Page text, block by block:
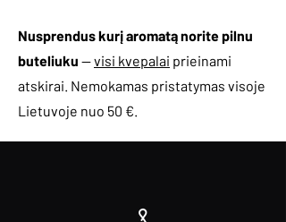
Nusprendus kurį aromatą norite pilnu
buteliuku —visi kvepalai prieinami
atskirai. Nemokamas pristatymas visoje
Lietuvoje nuo 50 €.